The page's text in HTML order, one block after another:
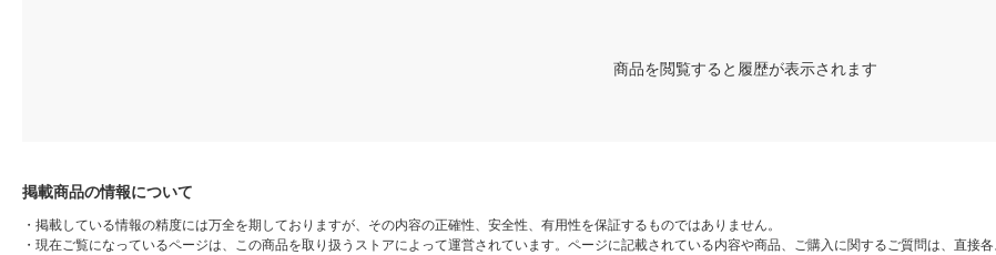
商品を閲覧すると履歴が表示されます
掲載商品の情報について
・ 掲載している情報の精度には万全を期しておりますが、その内容の正確性、安全性、有用性を保証するものではありません。
・ 現在ご覧になっているページは、この商品を取り扱うストアによって運営されています。ページに記載されている内容や商品、ご購入に関するご質問は、直接各